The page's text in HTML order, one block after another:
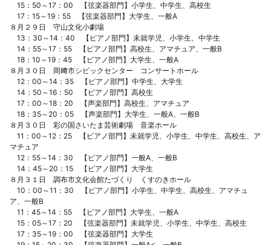
15：50～17：00 【弦楽器部門】小学生、中学生、高校生
17：15～19：55 【弦楽器部門】大学生、一般A
８月２９日 守山文化小劇場
13：30～14：40 【ピアノ部門】未就学児、小学生、中学生
14：55～17：55 【ピアノ部門】高校生、アマチュア、一般B
18：10～19：45 【ピアノ部門】大学生、一般A
８月３０日 岡﨑市シビックセンター コンサートホール
12：00～14：35 【ピアノ部門】中学生、大学生
14：50～16：50 【ピアノ部門】高校生
17：00～18：20 【声楽部門】高校生、アマチュア
18：35～20：05 【声楽部門】大学生、一般A、一般B
８月３０日 彩の国さいたま芸術劇場 音楽ホール
11：00～12：25 【ピアノ部門】未就学児、小学生、中学生、高校生、ア
マチュア
12：55～14：30 【ピアノ部門】一般A、一般B
14：45～20：15 【ピアノ部門】大学生
８月３１日 調布市文化会館たづくり くすのきホール
10：00～11：30 【ピアノ部門】小学生、中学生、高校生、アマチュ
ア、一般B
11：45～14：55 【ピアノ部門】大学生、一般A
15：05～17：20 【弦楽器部門】未就学児、小学生、中学生、高校生
17：35～19：00 【弦楽器部門】大学生